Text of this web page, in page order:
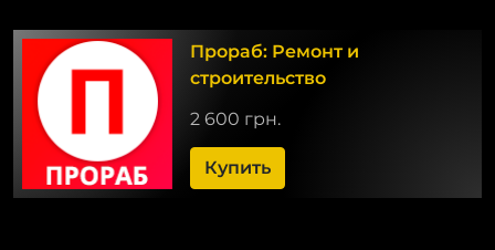
Прораб: Ремонт и
строительство
2 600 грн.
Купить